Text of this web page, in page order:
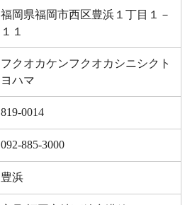
福岡県福岡市西区豊浜１丁目１－
１１
フクオカケンフクオカシニシクト
ヨハマ
819-0014
092-885-3000
豊浜